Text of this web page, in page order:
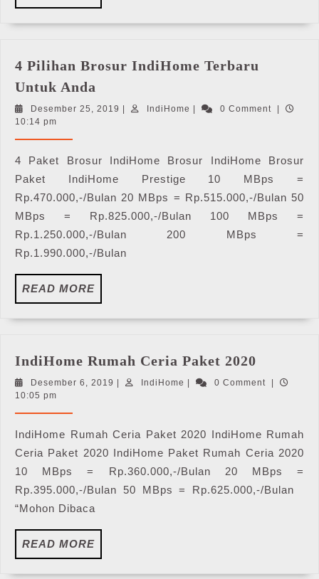
MORE
4 Pilihan Brosur IndiHome Terbaru
Untuk Anda
Brosur
Untuk
Anda
Desember 25, 2019 DesemberIndiHome IndiHome0 Comment
10:14 pm
4 Paket Brosur IndiHome Brosur IndiHome Brosur
Paket IndiHome Prestige 10 MBps =
Rp.470.000,-/Bulan 20 MBps = Rp.515.000,-/Bulan 50
MBps = Rp.825.000,-/Bulan 100 MBps =
Rp.1.250.000,-/Bulan 200 MBps =
Rp.1.990.000,-/Bulan
READ MOREREAD
MORE
IndiHome Rumah Ceria Paket 2020
Ceria
Desember 6, 2019 DesemberIndiHome IndiHome0 Comment
10:05 pm
IndiHome Rumah Ceria Paket 2020 IndiHome Rumah
Ceria Paket 2020 IndiHome Paket Rumah Ceria 2020
10 MBps = Rp.360.000,-/Bulan 20 MBps =
Rp.395.000,-/Bulan 50 MBps = Rp.625.000,-/Bulan
“Mohon Dibaca
READ MOREREAD
MORE